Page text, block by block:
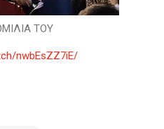
ΤΟΥ
nwbEsZZ7iE/